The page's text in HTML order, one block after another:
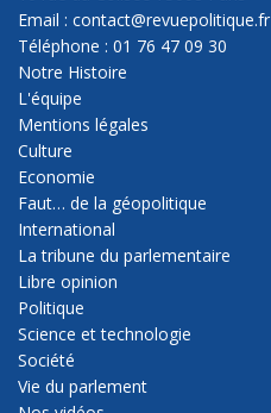
Email : contact@revuepolitique.fr
Téléphone : 01 76 47 09 30
Notre Histoire
L'équipe
Mentions légales
Culture
Economie
Faut… de la géopolitique
International
La tribune du parlementaire
Libre opinion
Politique
Science et technologie
Société
Vie du parlement